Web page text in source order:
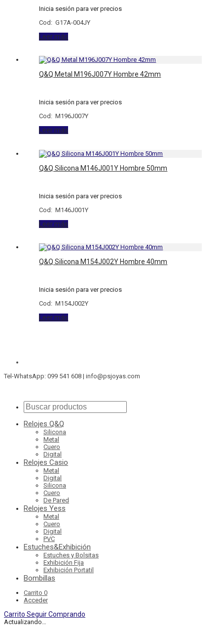
Inicia sesión para ver precios
Cod: G17A-004JY
Leer más
Q&Q Metal M196J007Y Hombre 42mm
Inicia sesión para ver precios
Cod: M196J007Y
Leer más
Q&Q Silicona M146J001Y Hombre 50mm
Inicia sesión para ver precios
Cod: M146J001Y
Leer más
Q&Q Silicona M154J002Y Hombre 40mm
Inicia sesión para ver precios
Cod: M154J002Y
Leer más
Tel-WhatsApp: 099 541 608 | info@psjoyas.com
Relojes Q&Q
Silicona
Metal
Cuero
Digital
Relojes Casio
Metal
Digital
Silicona
Cuero
De Pared
Relojes Yess
Metal
Cuero
Digital
PVC
Estuches&Exhibición
Estuches y Bolsitas
Exhibición Fija
Exhibición Portatil
Bombillas
Carrito 0
Acceder
Carrito Seguir Comprando
Actualizando…